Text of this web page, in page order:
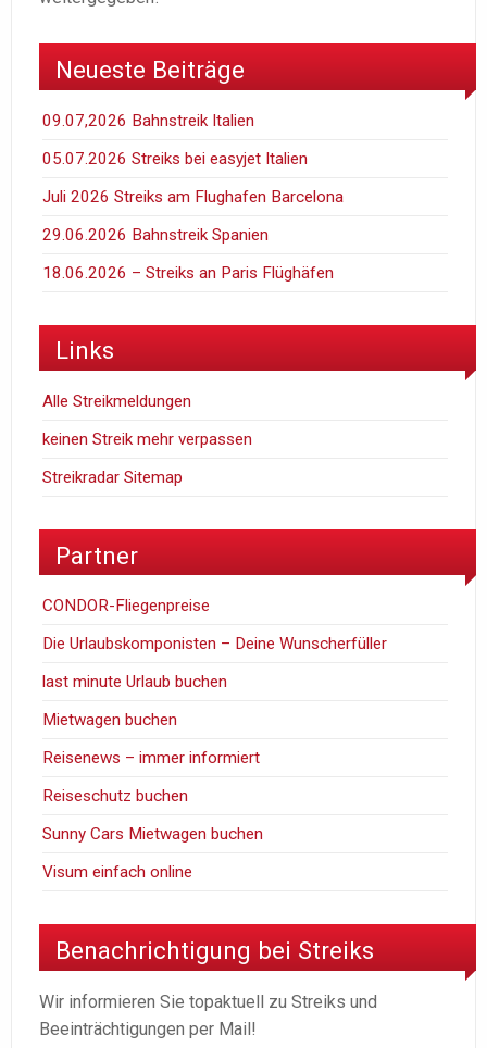
Neueste Beiträge
09.07,2026 Bahnstreik Italien
05.07.2026 Streiks bei easyjet Italien
Juli 2026 Streiks am Flughafen Barcelona
29.06.2026 Bahnstreik Spanien
18.06.2026 – Streiks an Paris Flüghäfen
Links
Alle Streikmeldungen
keinen Streik mehr verpassen
Streikradar Sitemap
Partner
CONDOR-Fliegenpreise
Die Urlaubskomponisten – Deine Wunscherfüller
last minute Urlaub buchen
Mietwagen buchen
Reisenews – immer informiert
Reiseschutz buchen
Sunny Cars Mietwagen buchen
Visum einfach online
Benachrichtigung bei Streiks
Wir informieren Sie topaktuell zu Streiks und
Beeinträchtigungen per Mail!